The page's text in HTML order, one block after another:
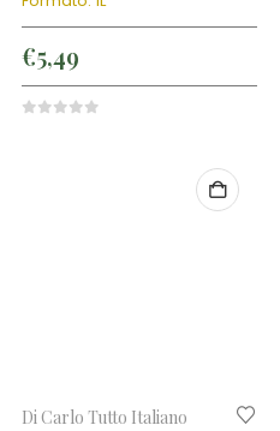
€5,49
Di Carlo Tutto Italiano